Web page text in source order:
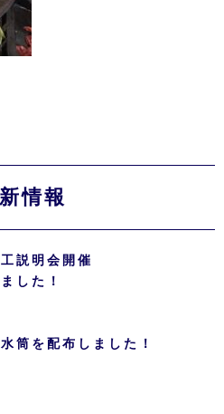
情報
説明会開催
した！
筒を配布しました！